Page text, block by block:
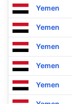
Yemen
Yemen
Yemen
Yemen
Yemen